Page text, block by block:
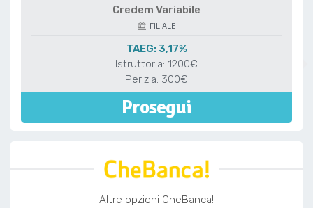
Credem Variabile
FILIALE
TAEG: 3,17%
Istruttoria: 1200€
Perizia: 300€
Prosegui
Altre opzioni CheBanca!